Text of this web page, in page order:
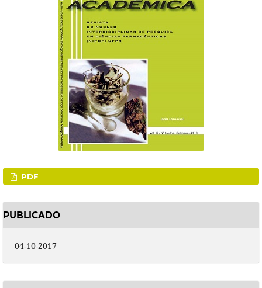
PDF
PUBLICADO
04-10-2017